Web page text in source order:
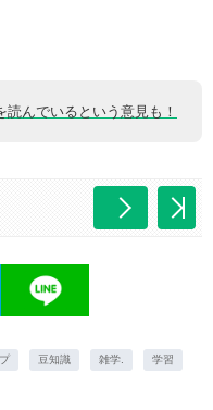
読んでいるという意見も！
豆知識 雑学. 学習